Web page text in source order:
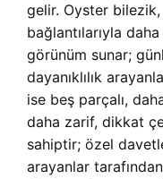
gelir. Oyster
bağlantılarıyla
görünüm sunar;
dayanıklılık
ise beş parçalı,
daha zarif, dikkat
sahiptir; özel
arayanlar